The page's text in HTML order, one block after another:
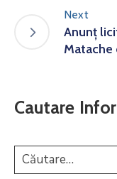
Next
Anunț
Matache
Cautare